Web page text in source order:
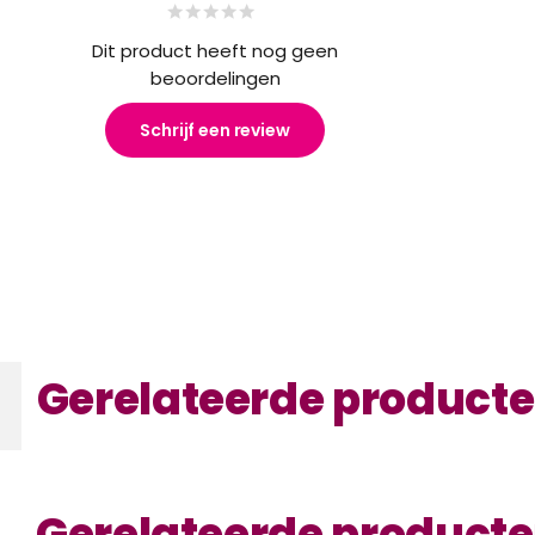
Dit product heeft nog geen
beoordelingen
Schrijf een review
Gerelateerde